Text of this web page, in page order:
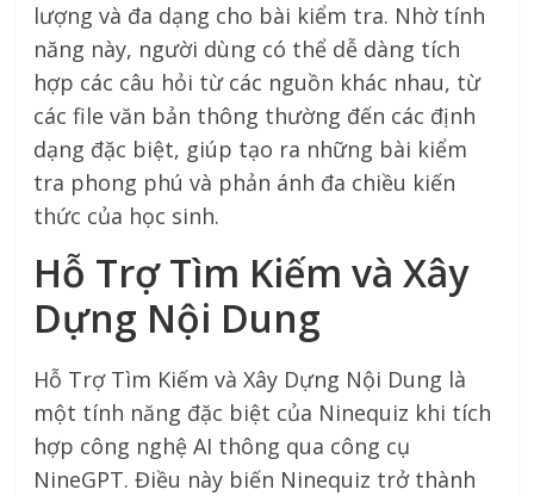
lượng và đa dạng cho bài kiểm tra. Nhờ tính
năng này, người dùng có thể dễ dàng tích
hợp các câu hỏi từ các nguồn khác nhau, từ
các file văn bản thông thường đến các định
dạng đặc biệt, giúp tạo ra những bài kiểm
tra phong phú và phản ánh đa chiều kiến
thức của học sinh.
Hỗ Trợ Tìm Kiếm và Xây
Dựng Nội Dung
Hỗ Trợ Tìm Kiếm và Xây Dựng Nội Dung là
một tính năng đặc biệt của Ninequiz khi tích
hợp công nghệ AI thông qua công cụ
NineGPT. Điều này biến Ninequiz trở thành